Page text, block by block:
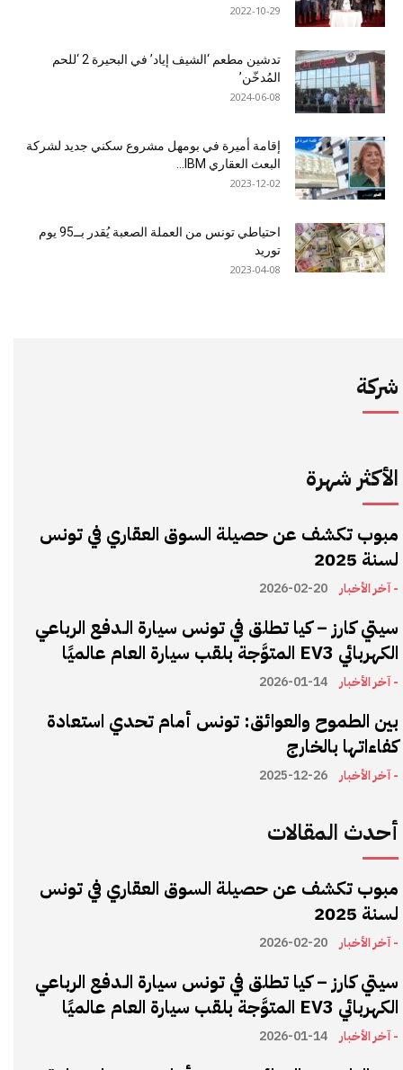
2022-10-29
تدشين مطعم ‘الشيف إياد’ في البحيرة 2 ‘للحم
المُدخّن’
2024-06-08
إقامة أميرة في بومهل مشروع سكني جديد لشركة
البعث العقاري IBM...
2023-12-02
احتياطي تونس من العملة الصعبة يُقدر بــ95 يوم
توريد
2023-04-08
شركة
الأكثر شهرة
مبوب تكشف عن حصيلة السوق العقاري في تونس
لسنة 2025
- آخر الأخبار 2026-02-20
سيتي كارز – كيا تطلق في تونس سيارة الـدفع الرباعي
الكهربائي EV3 المتوَّجة بلقب سيارة العام عالميًا
- آخر الأخبار 2026-01-14
بين الطموح والعوائق: تونس أمام تحدي استعادة
كفاءاتها بالخارج
- آخر الأخبار 2025-12-26
أحدث المقالات
مبوب تكشف عن حصيلة السوق العقاري في تونس
لسنة 2025
- آخر الأخبار 2026-02-20
سيتي كارز – كيا تطلق في تونس سيارة الـدفع الرباعي
الكهربائي EV3 المتوَّجة بلقب سيارة العام عالميًا
- آخر الأخبار 2026-01-14